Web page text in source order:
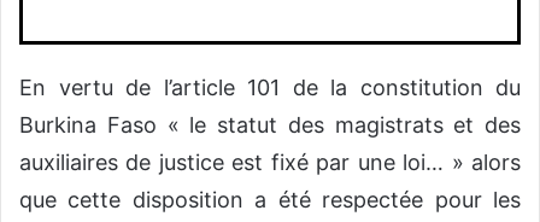
En vertu de l’article 101 de la constitution du
Burkina Faso « le statut des magistrats et des
auxiliaires de justice est fixé par une loi… » alors
que cette disposition a été respectée pour les